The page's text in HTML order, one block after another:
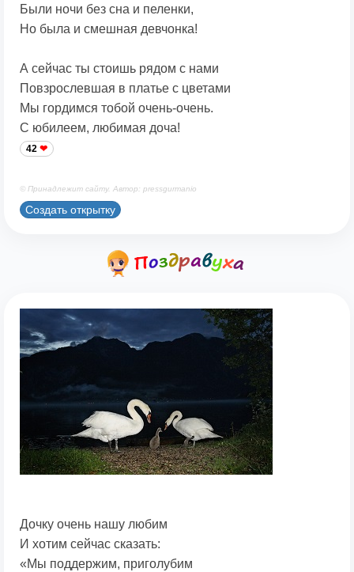
Были ночи без сна и пеленки,
Но была и смешная девчонка!
А сейчас ты стоишь рядом с нами
Повзрослевшая в платье с цветами
Мы гордимся тобой очень-очень.
С юбилеем, любимая доча!
42
© Принадлежит сайту. Автор: pressgurmanio
Создать открытку
Дочку очень нашу любим
И хотим сейчас сказать:
«Мы поддержим, приголубим